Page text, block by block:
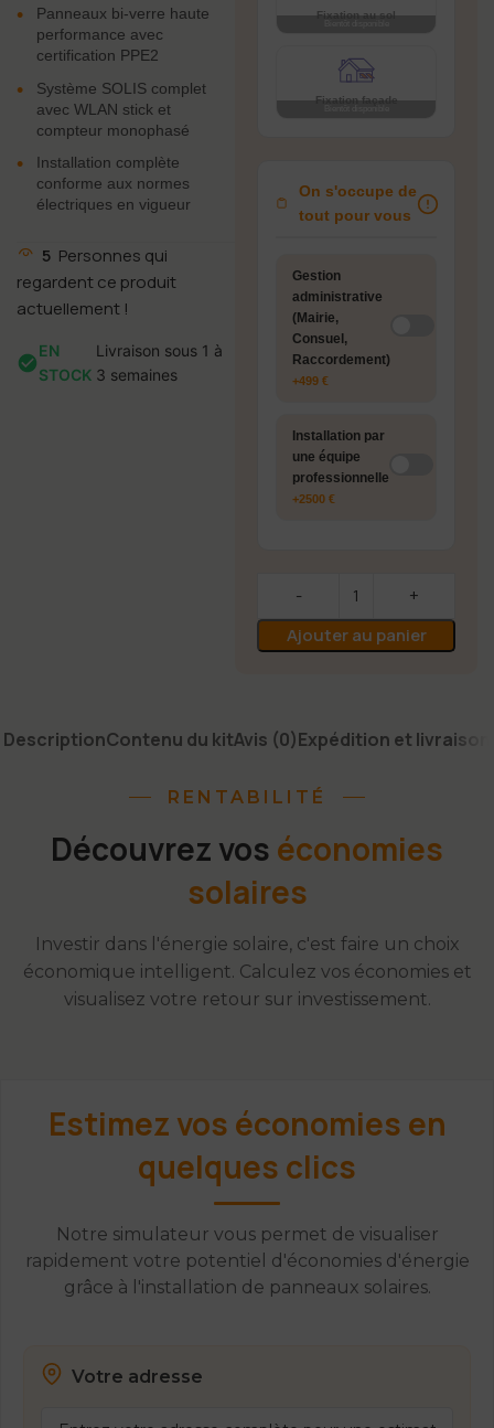
•
Panneaux bi-verre haute
performance avec
certification PPE2
•
Système SOLIS complet
avec WLAN stick et
compteur monophasé
•
Installation complète
conforme aux normes
électriques en vigueur
5 Personnes qui
regardent ce produit
actuellement !
EN
STOCK
Livraison sous 1 à
3 semaines
Fixation au sol
Fixation façade
On s'occupe de
tout pour vous
Gestion
administrative
(Mairie,
Consuel,
Raccordement)
+499 €
Installation par
une équipe
professionnelle
+2500 €
Ajouter au panier
DescriptionContenu du kitAvis (0)Expédition et livraison
RENTABILITÉ
Découvrez vos économies
solaires
Investir dans l'énergie solaire, c'est faire un choix
économique intelligent. Calculez vos économies et
visualisez votre retour sur investissement.
Estimez vos économies en
quelques clics
Notre simulateur vous permet de visualiser
rapidement votre potentiel d'économies d'énergie
grâce à l'installation de panneaux solaires.
Votre adresse